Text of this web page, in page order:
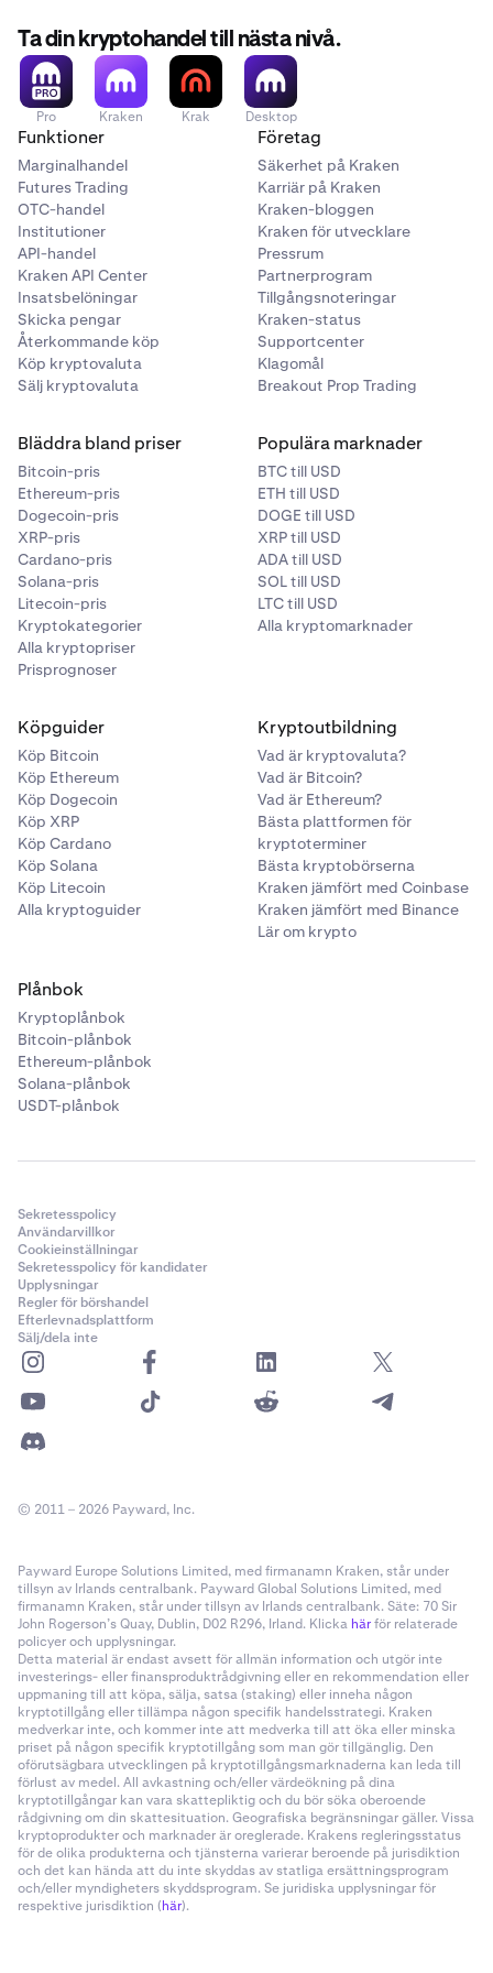
*Obs:Om du har ett personligt Kraken-konto kan du
fortfarande välja det här alternativet.
Begränsningar gäller
Begränsningar gäller inte
BTC/ETH
Begränsningar gäller inte
Begränsningar gäller inte
Ta din kryptohandel till nästa nivå.
Pro Kraken Krak Desktop
Funktioner
Marginalhandel
Futures Trading
OTC-handel
Institutioner
API-handel
Kraken API Center
Insatsbelöningar
Skicka pengar
Återkommande köp
Köp kryptovaluta
Sälj kryptovaluta
Företag
Säkerhet på Kraken
Karriär på Kraken
Kraken-bloggen
Kraken för utvecklare
Pressrum
Partnerprogram
Tillgångsnoteringar
Kraken-status
Supportcenter
Klagomål
Breakout Prop Trading
Bläddra bland priser
Bitcoin-pris
Ethereum-pris
Dogecoin-pris
XRP-pris
Cardano-pris
Solana-pris
Litecoin-pris
Kryptokategorier
Alla kryptopriser
Prisprognoser
Populära marknader
BTC till USD
ETH till USD
DOGE till USD
XRP till USD
ADA till USD
SOL till USD
LTC till USD
Alla kryptomarknader
Köpguider
Köp Bitcoin
Köp Ethereum
Köp Dogecoin
Köp XRP
Köp Cardano
Köp Solana
Köp Litecoin
Alla kryptoguider
Kryptoutbildning
Vad är kryptovaluta?
Vad är Bitcoin?
Vad är Ethereum?
Bästa plattformen för
kryptoterminer
Bästa kryptobörserna
Kraken jämfört med Coinbase
Kraken jämfört med Binance
Lär om krypto
Plånbok
Kryptoplånbok
Bitcoin-plånbok
Ethereum-plånbok
Solana-plånbok
USDT-plånbok
Sekretesspolicy
Användarvillkor
Cookieinställningar
Sekretesspolicy för kandidater
Upplysningar
Regler för börshandel
Efterlevnadsplattform
Sälj/dela inte
© 2011 – 2026 Payward, Inc.
Payward Europe Solutions Limited, med firmanamn Kraken, står under
tillsyn av Irlands centralbank. Payward Global Solutions Limited, med
firmanamn Kraken, står under tillsyn av Irlands centralbank. Säte: 70 Sir
John Rogerson’s Quay, Dublin, D02 R296, Irland. Klicka härför relaterade
policyer och upplysningar.
Detta material är endast avsett för allmän information och utgör inte
investerings- eller finansproduktrådgivning eller en rekommendation eller
uppmaning till att köpa, sälja, satsa (staking) eller inneha någon
kryptotillgång eller tillämpa någon specifik handelsstrategi. Kraken
medverkar inte, och kommer inte att medverka till att öka eller minska
priset på någon specifik kryptotillgång som man gör tillgänglig. Den
oförutsägbara utvecklingen på kryptotillgångsmarknaderna kan leda till
förlust av medel. All avkastning och/eller värdeökning på dina
kryptotillgångar kan vara skattepliktig och du bör söka oberoende
rådgivning om din skattesituation. Geografiska begränsningar gäller. Vissa
kryptoprodukter och marknader är oreglerade. Krakens regleringsstatus
för de olika produkterna och tjänsterna varierar beroende på jurisdiktion
och det kan hända att du inte skyddas av statliga ersättningsprogram
och/eller myndigheters skyddsprogram. Se juridiska upplysningar för
respektive jurisdiktion (här).